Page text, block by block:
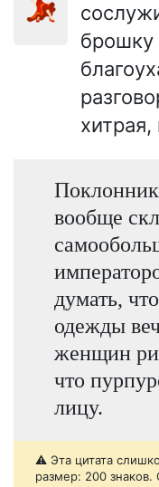
вообще
думать,
одежды
женщин
что
лицу.
⚠️ Эта цитата
размер: 200 знаков.